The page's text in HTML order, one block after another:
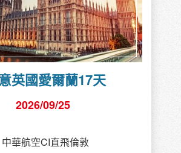
英國愛爾蘭17天
2026/09/25
中華航空CI直飛倫敦